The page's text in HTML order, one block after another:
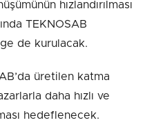
hızlandırılması
TEKNOSAB
de kurulacak.
üretilen katma
daha hızlı ve
hedeflenecek.